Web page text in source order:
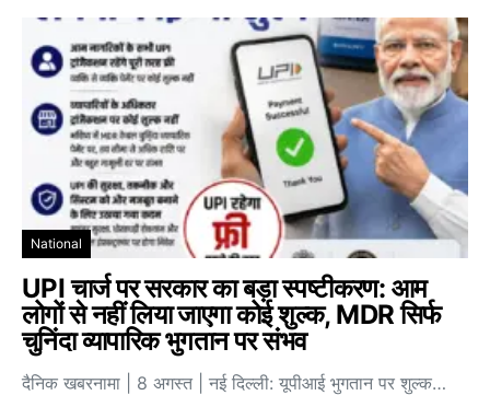
National
UPI चार्ज पर सरकार का बड़ा स्पष्टीकरण: आम
लोगों से नहीं लिया जाएगा कोई शुल्क, MDR सिर्फ
चुनिंदा व्यापारिक भुगतान पर संभव
दैनिक खबरनामा | 8 अगस्त | नई दिल्ली: यूपीआई भुगतान पर शुल्क…